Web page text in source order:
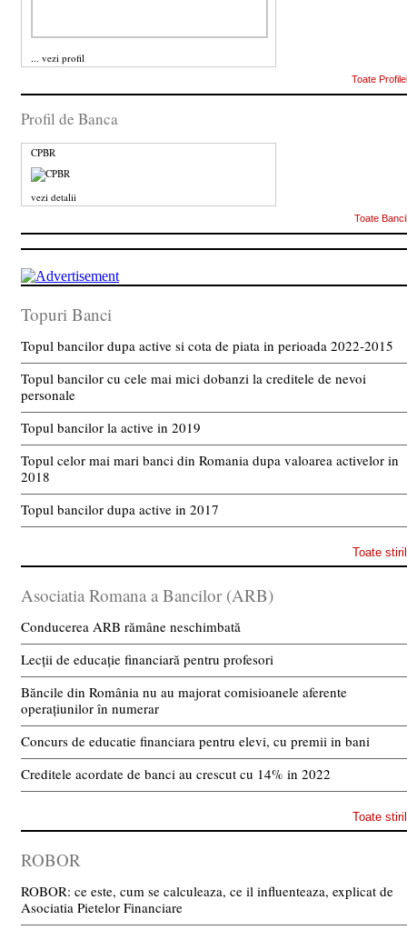
... vezi profil
Toate
Profil de Banca
CPBR
vezi detalii
Toate
Topuri Banci
Topul bancilor dupa active si cota de piata in perioada 2022-2015
Topul bancilor cu cele mai mici dobanzi la creditele de nevoi
personale
Topul bancilor la active in 2019
Topul celor mai mari banci din Romania dupa valoarea activelor in
2018
Topul bancilor dupa active in 2017
Toate
Asociatia Romana a Bancilor (ARB)
Conducerea ARB rămâne neschimbată
Lecții de educație financiară pentru profesori
Băncile din România nu au majorat comisioanele aferente
operațiunilor în numerar
Concurs de educatie financiara pentru elevi, cu premii in bani
Creditele acordate de banci au crescut cu 14% in 2022
Toate
ROBOR
ROBOR: ce este, cum se calculeaza, ce il influenteaza, explicat de
Asociatia Pietelor Financiare